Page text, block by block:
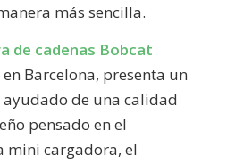
más sencilla.
de cadenas Bobcat
Barcelona, presenta un
de una calidad
pensado en el
mini cargadora, el